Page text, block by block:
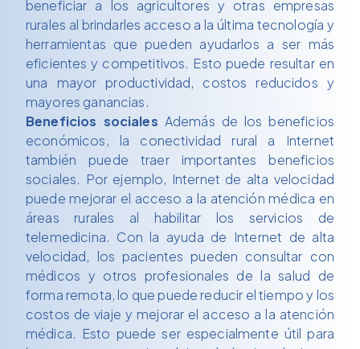
beneficiar a los agricultores y otras empresas
rurales al brindarles acceso a la última tecnología y
herramientas que pueden ayudarlos a ser más
eficientes y competitivos. Esto puede resultar en
una mayor productividad, costos reducidos y
mayores ganancias.
Beneficios sociales Además de los beneficios
económicos, la conectividad rural a Internet
también puede traer importantes beneficios
sociales. Por ejemplo, Internet de alta velocidad
puede mejorar el acceso a la atención médica en
áreas rurales al habilitar los servicios de
telemedicina. Con la ayuda de Internet de alta
velocidad, los pacientes pueden consultar con
médicos y otros profesionales de la salud de
forma remota, lo que puede reducir el tiempo y los
costos de viaje y mejorar el acceso a la atención
médica. Esto puede ser especialmente útil para